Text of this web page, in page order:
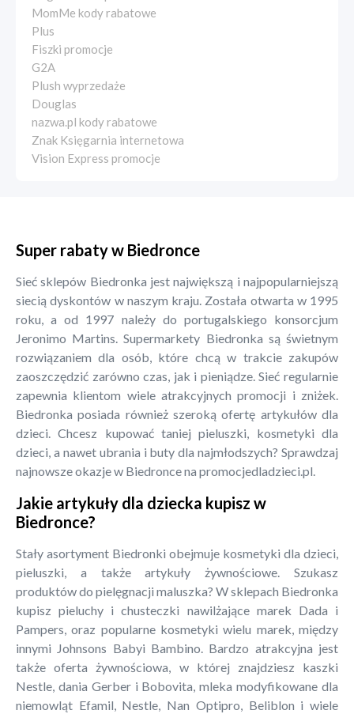
MomMe kody rabatowe
Plus
Fiszki promocje
G2A
Plush wyprzedaże
Douglas
nazwa.pl kody rabatowe
Znak Księgarnia internetowa
Vision Express promocje
Super rabaty w Biedronce
Sieć sklepów Biedronka jest największą i najpopularniejszą
siecią dyskontów w naszym kraju. Została otwarta w 1995
roku, a od 1997 należy do portugalskiego konsorcjum
Jeronimo Martins. Supermarkety Biedronka są świetnym
rozwiązaniem dla osób, które chcą w trakcie zakupów
zaoszczędzić zarówno czas, jak i pieniądze. Sieć regularnie
zapewnia klientom wiele atrakcyjnych promocji i zniżek.
Biedronka posiada również szeroką ofertę artykułów dla
dzieci. Chcesz kupować taniej pieluszki, kosmetyki dla
dzieci, a nawet ubrania i buty dla najmłodszych? Sprawdzaj
najnowsze okazje w Biedronce na promocjedladzieci.pl.
Jakie artykuły dla dziecka kupisz w
Biedronce?
Stały asortyment Biedronki obejmuje kosmetyki dla dzieci,
pieluszki, a także artykuły żywnościowe. Szukasz
produktów do pielęgnacji maluszka? W sklepach Biedronka
kupisz pieluchy i chusteczki nawilżające marek Dada i
Pampers, oraz popularne kosmetyki wielu marek, między
innymi Johnsons Babyi Bambino. Bardzo atrakcyjna jest
także oferta żywnościowa, w której znajdziesz kaszki
Nestle, dania Gerber i Bobovita, mleka modyfikowane dla
niemowląt Efamil, Nestle, Nan Optipro, Beliblon i wiele